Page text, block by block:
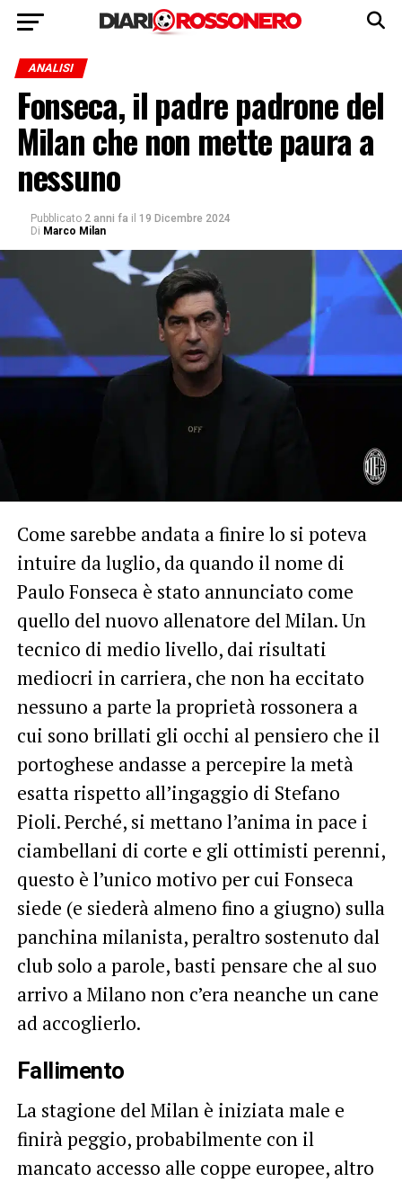
ANALISI
Fonseca, il padre padrone del
Milan che non mette paura a
nessuno
Pubblicato 2 anni fa il 19 Dicembre 2024
Di Marco Milan
Come sarebbe andata a finire lo si poteva
intuire da luglio, da quando il nome di
Paulo Fonseca è stato annunciato come
quello del nuovo allenatore del Milan. Un
tecnico di medio livello, dai risultati
mediocri in carriera, che non ha eccitato
nessuno a parte la proprietà rossonera a
cui sono brillati gli occhi al pensiero che il
portoghese andasse a percepire la metà
esatta rispetto all’ingaggio di Stefano
Pioli. Perché, si mettano l’anima in pace i
ciambellani di corte e gli ottimisti perenni,
questo è l’unico motivo per cui Fonseca
siede (e siederà almeno fino a giugno) sulla
panchina milanista, peraltro sostenuto dal
club solo a parole, basti pensare che al suo
arrivo a Milano non c’era neanche un cane
ad accoglierlo.
Fallimento
La stagione del Milan è iniziata male e
finirà peggio, probabilmente con il
mancato accesso alle coppe europee, altro